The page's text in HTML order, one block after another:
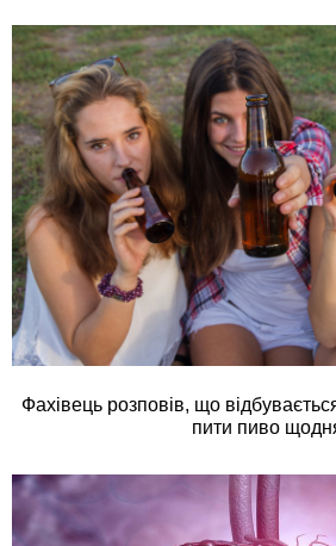
Фахівець розповів, що
пити пиво